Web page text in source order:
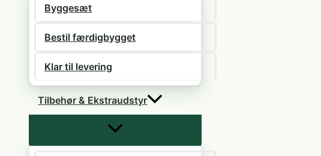
Byggesæt
Bestil færdigbygget
Klar til levering
Tilbehør & Ekstraudstyr